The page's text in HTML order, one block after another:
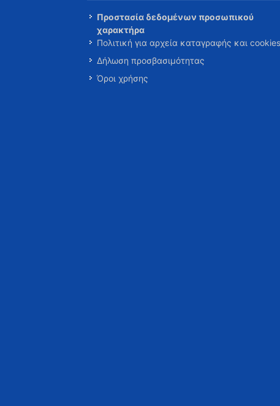
Προστασία δεδομένων προσωπικού
χαρακτήρα
Πολιτική για αρχεία καταγραφής και cookies
Δήλωση προσβασιμότητας
Όροι χρήσης